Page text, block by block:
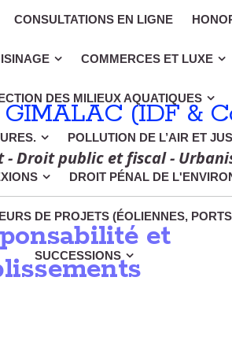
CONSULTATIONS EN LIGNE
COMMERCES ET LUXE
DES MILIEUX AQUATIQUES
POLLUTION DE L’AIR ET
DROIT PÉNAL DE
DE PROJETS (ÉOLIENNES,
SUCCESSIONS
GIMALAC (IDF &
- Droit public et fiscal -
et